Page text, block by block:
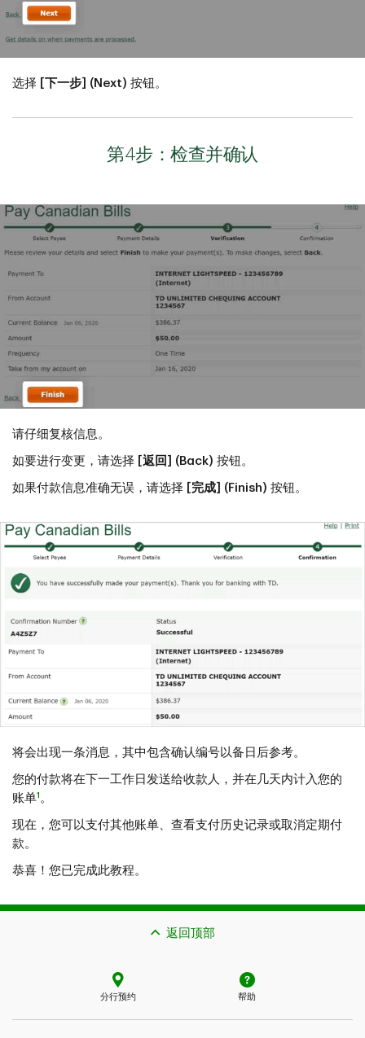
选择 [下一步] (Next) 按钮。
第4步：检查并确认
请仔细复核信息。
如要进行变更，请选择 [返回] (Back) 按钮。
如果付款信息准确无误，请选择 [完成] (Finish) 按钮。
将会出现一条消息，其中包含确认编号以备日后参考。
您的付款将在下一工作日发送给收款人，并在几天内计入您的
账单1 。
现在，您可以支付其他账单、查看支付历史记录或取消定期付
款。
恭喜！您已完成此教程。
返回顶部
分行预约 帮助